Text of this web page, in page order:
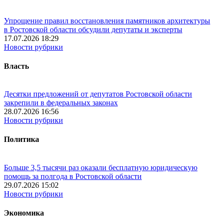
Упрощение правил восстановления памятников архитектуры
в Ростовской области обсудили депутаты и эксперты
17.07.2026 18:29
Новости рубрики
Власть
Десятки предложений от депутатов Ростовской области
закрепили в федеральных законах
28.07.2026 16:56
Новости рубрики
Политика
Больше 3,5 тысячи раз оказали бесплатную юридическую
помощь за полгода в Ростовской области
29.07.2026 15:02
Новости рубрики
Экономика